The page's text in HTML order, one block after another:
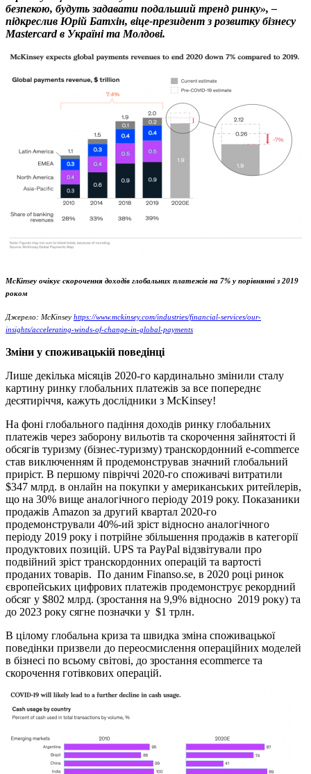
безпекою, будуть задавати подальший тренд ринку», –
підкреслив Юрій Батхін, віце-президент з розвитку бізнесу
Mastercard в Україні та Молдові.
McKinsey очікує скорочення доходів глобальних платежів на 7% у порівнянні з 2019
роком
Джерело: McKinsey https://www.mckinsey.com/industries/financial-services/our-
insights/accelerating-winds-of-change-in-global-payments
Зміни у споживацькій поведінці
Лише декілька місяців 2020-го кардинально змінили сталу
картину ринку глобальних платежів за все попереднє
десятиріччя, кажуть дослідники з McKinsey!
На фоні глобального падіння доходів ринку глобальних
платежів через заборону вильотів та скорочення зайнятості й
обсягів туризму (бізнес-туризму) транскордонний e-commerce
став виключенням й продемонстрував значний глобальний
приріст. В першому півріччі 2020-го споживачі витратили
$347 млрд. в онлайн на покупки у американських ритейлерів,
що на 30% вище аналогічного періоду 2019 року. Показаники
продажів Amazon за другий квартал 2020-го
продемонстрували 40%-ий зріст відносно аналогічного
періоду 2019 року і потрійне збільшення продажів в категорії
продуктових позицій. UPS та PayPal відзвітували про
подвійний зріст транскордонних операцій та вартості
проданих товарів. По даним Finanso.se, в 2020 році ринок
європейських цифрових платежів продемонструє рекордний
обсяг у $802 млрд. (зростання на 9,9% відносно 2019 року) та
до 2023 року сягне позначки у $1 трлн.
В цілому глобальна криза та швидка зміна споживацької
поведінки призвели до переосмислення операційних моделей
в бізнесі по всьому світові, до зростання ecommerce та
скорочення готівкових операцій.